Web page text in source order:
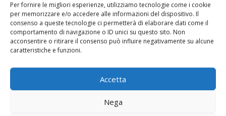
Per fornire le migliori esperienze, utilizziamo tecnologie come i cookie
per memorizzare e/o accedere alle informazioni del dispositivo. Il
consenso a queste tecnologie ci permetterà di elaborare dati come il
comportamento di navigazione o ID unici su questo sito. Non
acconsentire o ritirare il consenso può influire negativamente su alcune
caratteristiche e funzioni.
Accetta
Nega
CONTAT